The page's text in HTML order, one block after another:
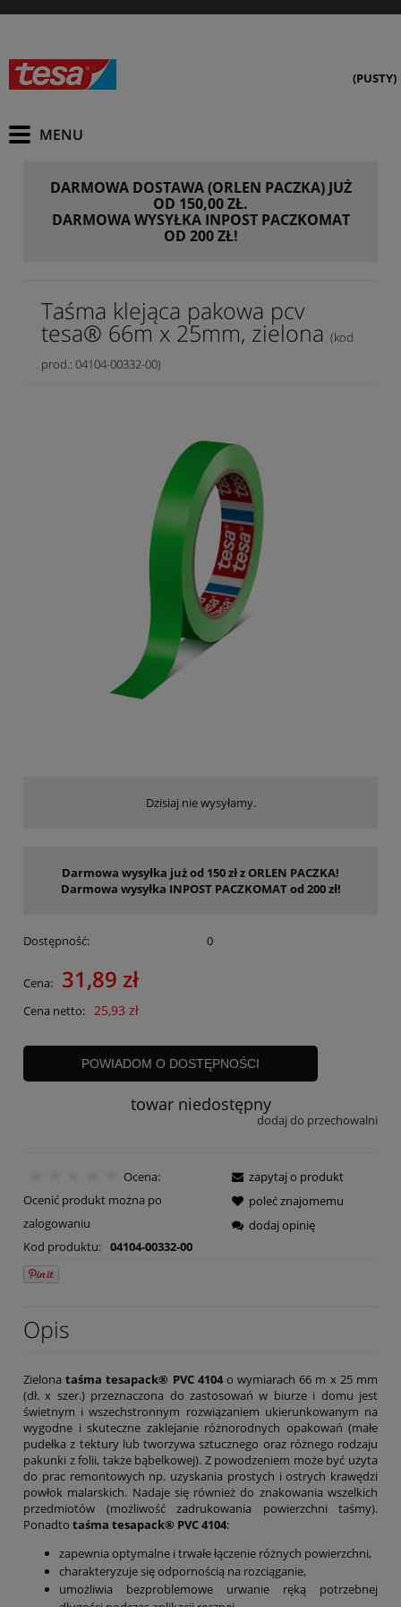
(PUSTY)
DARMOWA DOSTAWA (ORLEN PACZKA) JUŻ
OD 150,00 ZŁ.
DARMOWA WYSYŁKA INPOST PACZKOMAT
OD 200 ZŁ!
Taśma klejąca pakowa pcv
tesa® 66m x 25mm, zielona (kod
prod.: 04104-00332-00)
Dzisiaj nie wysyłamy.
Darmowa wysyłka już od 150 zł z ORLEN PACZKA!
Darmowa wysyłka INPOST PACZKOMAT od 200 zł!
Dostępność: 0
Cena: 31,89 zł
Cena netto: 25,93 zł
POWIADOM O DOSTĘPNOŚCI
towar niedostępny
dodaj do przechowalni
Ocena:
Ocenić produkt można po
zalogowaniu
Kod produktu: 04104-00332-00
zapytaj o produkt
poleć znajomemu
dodaj opinię
Opis
Zielonataśma tesapack® PVC 4104o wymiarach 66 m x 25 mm
(dł. x szer.) przeznaczona do zastosowań w biurze i domu jest
świetnym i wszechstronnym rozwiązaniem ukierunkowanym na
wygodne i skuteczne zaklejanie różnorodnych opakowań (małe
pudełka z tektury lub tworzywa sztucznego oraz różnego rodzaju
pakunki z folii, także bąbelkowej). Z powodzeniem może być użyta
do prac remontowych np. uzyskania prostych i ostrych krawędzi
powłok malarskich. Nadaje się również do znakowania wszelkich
przedmiotów (możliwość zadrukowania powierzchni taśmy).
Ponadto taśma tesapack® PVC 4104:
zapewnia optymalne i trwałe łączenie różnych powierzchni,
charakteryzuje się odpornością na rozciąganie,
umożliwia bezproblemowe urwanie ręką potrzebnej